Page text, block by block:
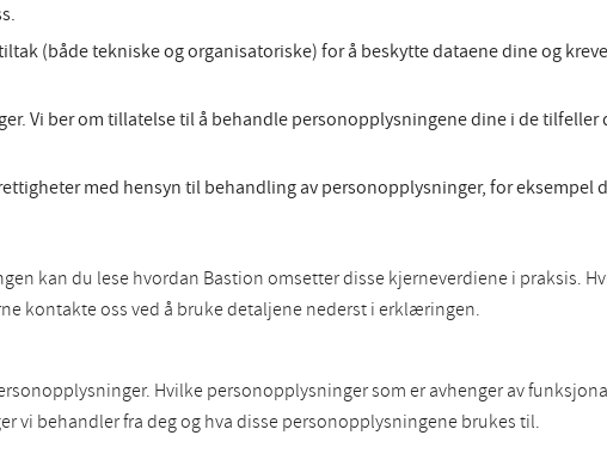
(både tekniske og organisatoriske) for å beskytte dataene dine og
Vi ber om tillatelse til å behandle personopplysningene dine i de
med hensyn til behandling av personopplysninger, for eksempel
kan du lese hvordan Bastion omsetter disse kjerneverdiene i praksis.
kontakte oss ved å bruke detaljene nederst i erklæringen.
Hvilke personopplysninger som er avhenger av
vi behandler fra deg og hva disse personopplysningene brukes til.